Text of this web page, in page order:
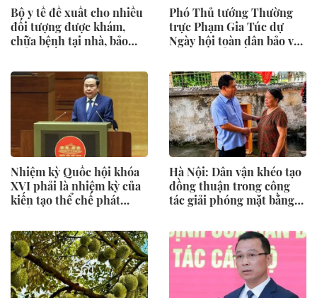
Bộ y tế đề xuất cho nhiều
đối tượng được khám,
chữa bệnh tại nhà, bảo
Phó Thủ tướng Thường
trực Phạm Gia Túc dự
Ngày hội toàn dân bảo vệ
khu Phú Quốc
Nhiệm kỳ Quốc hội khóa
XVI phải là nhiệm kỳ của
kiến tạo thể chế phát
Hà Nội: Dân vận khéo tạo
đồng thuận trong công
tác giải phóng mặt bằng